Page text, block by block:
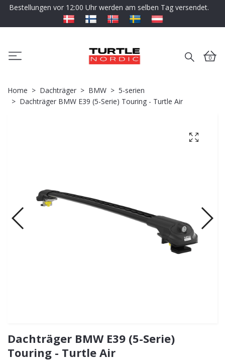
Bestellungen vor 12:00 Uhr werden am selben Tag versendet.
0
Home Dachträger BMW
5-serien
Dachträger BMW E39 (5-Serie) Touring - Turtle Air
Dachträger BMW E39 (5-Serie)
Touring - Turtle Air